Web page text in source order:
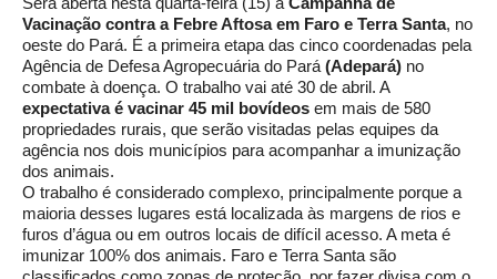
Amazônia
Vacinação contra a Febre Aftosa em Faro e Terra Santa, no
oeste do Pará. É a primeira etapa das cinco coordenadas pela
Agência de Defesa Agropecuária do Pará (Adepará) no
combate à doença. O trabalho vai até 30 de abril. A
expectativa é vacinar 45 mil bovídeos em mais de 580
propriedades rurais, que serão visitadas pelas equipes da
agência nos dois municípios para acompanhar a imunização
dos animais.
O trabalho é considerado complexo, principalmente porque a
maioria desses lugares está localizada às margens de rios e
furos d’água ou em outros locais de difícil acesso. A meta é
imunizar 100% dos animais. Faro e Terra Santa são